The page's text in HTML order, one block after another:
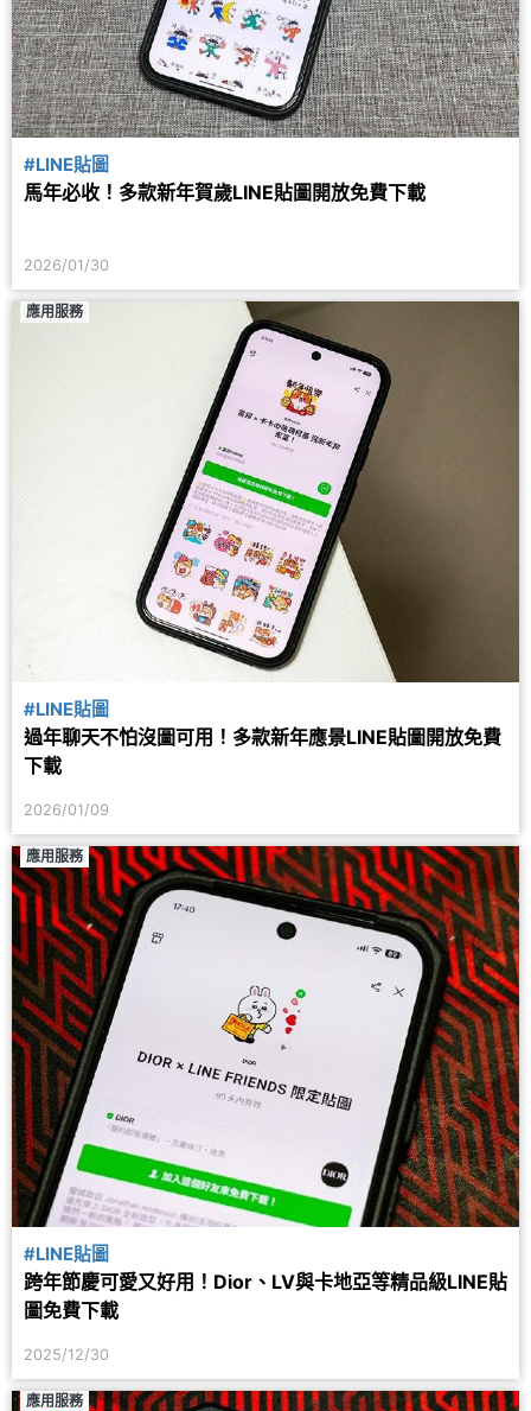
#LINE貼圖
馬年必收！多款新年賀歲LINE貼圖開放免費下載
2026/01/30
應用服務
#LINE貼圖
過年聊天不怕沒圖可用！多款新年應景LINE貼圖開放免費
下載
2026/01/09
應用服務
#LINE貼圖
跨年節慶可愛又好用！Dior、LV與卡地亞等精品級LINE貼
圖免費下載
2025/12/30
應用服務